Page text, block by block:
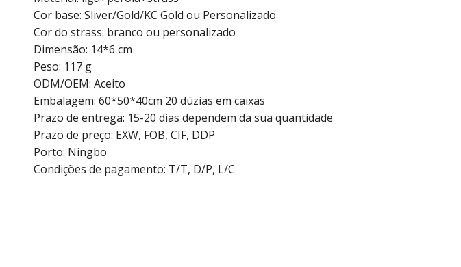
Cor base: Sliver/Gold/KC Gold ou Personalizado
Cor do strass: branco ou personalizado
Dimensão: 14*6 cm
Peso: 117 g
ODM/OEM: Aceito
Embalagem: 60*50*40cm 20 dúzias em caixas
Prazo de entrega: 15-20 dias dependem da sua quantidade
Prazo de preço: EXW, FOB, CIF, DDP
Porto: Ningbo
Condições de pagamento: T/T, D/P, L/C